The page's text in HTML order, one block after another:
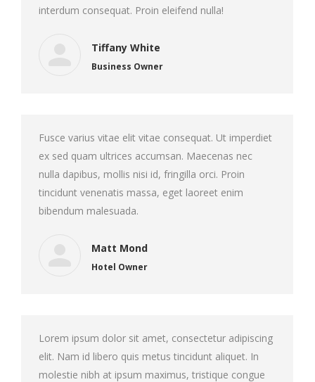
interdum consequat. Proin eleifend nulla!
Tiffany White
Business Owner
Fusce varius vitae elit vitae consequat. Ut imperdiet
ex sed quam ultrices accumsan. Maecenas nec
nulla dapibus, mollis nisi id, fringilla orci. Proin
tincidunt venenatis massa, eget laoreet enim
bibendum malesuada.
Matt Mond
Hotel Owner
Lorem ipsum dolor sit amet, consectetur adipiscing
elit. Nam id libero quis metus tincidunt aliquet. In
molestie nibh at ipsum maximus, tristique congue